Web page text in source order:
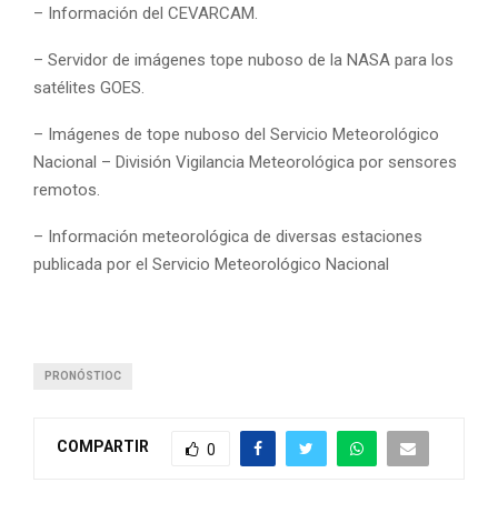
– Información del CEVARCAM.
– Servidor de imágenes tope nuboso de la NASA para los
satélites GOES.
– Imágenes de tope nuboso del Servicio Meteorológico
Nacional – División Vigilancia Meteorológica por sensores
remotos.
– Información meteorológica de diversas estaciones
publicada por el Servicio Meteorológico Nacional
PRONÓSTIOC
COMPARTIR 0